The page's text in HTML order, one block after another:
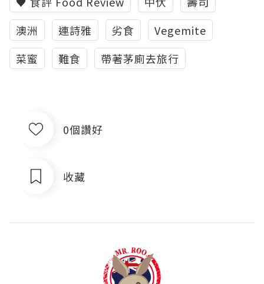
澳洲
連詩雅 劣食
Vegemite
菜蜜
難食 帶著茅廁去旅行
0個讚好
收藏